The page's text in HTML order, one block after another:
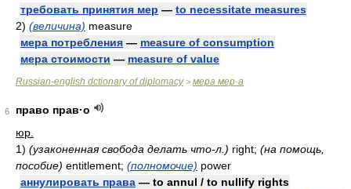
требовать принятия мер — to necessitate measures
2) (величина) measure
мера потребления — measure of consumption
мера стоимости — measure of value
Russian-english dctionary of diplomacy> мера мер·а
6
право прав·о
юр.
1) (узаконенная свобода делать что-л.) right; (на помощь,
пособие) entitlement; (полномочие) power
аннулировать права — to annul / to nullify rights